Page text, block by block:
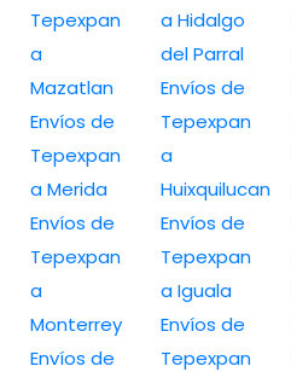
Tepexpan
a
Mazatlan
Envíos de
Tepexpan
a Merida
Envíos de
Tepexpan
a
Monterrey
Envíos de
a Hidalgo
del Parral
Envíos de
Tepexpan
a
Huixquilucan
Envíos de
Tepexpan
a Iguala
Envíos de
Tepexpan